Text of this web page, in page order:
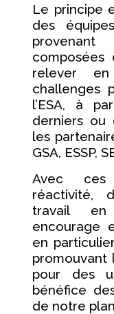
Le principe
des
composées
relever
challenges
l’ESA, à
derniers ou
les
GSA, ESSP,
Avec ces
réactivité,
travail en
encourage
en
promouvant
pour des
bénéfice
de notre